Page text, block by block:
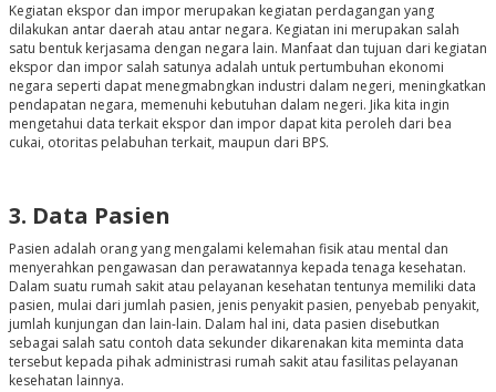
Kegiatan ekspor dan impor merupakan kegiatan perdagangan yang
dilakukan antar daerah atau antar negara. Kegiatan ini merupakan salah
satu bentuk kerjasama dengan negara lain. Manfaat dan tujuan dari kegiatan
ekspor dan impor salah satunya adalah untuk pertumbuhan ekonomi
negara seperti dapat menegmabngkan industri dalam negeri, meningkatkan
pendapatan negara, memenuhi kebutuhan dalam negeri. Jika kita ingin
mengetahui data terkait ekspor dan impor dapat kita peroleh dari bea
cukai, otoritas pelabuhan terkait, maupun dari BPS.
3. Data Pasien
Pasien adalah orang yang mengalami kelemahan fisik atau mental dan
menyerahkan pengawasan dan perawatannya kepada tenaga kesehatan.
Dalam suatu rumah sakit atau pelayanan kesehatan tentunya memiliki data
pasien, mulai dari jumlah pasien, jenis penyakit pasien, penyebab penyakit,
jumlah kunjungan dan lain-lain. Dalam hal ini, data pasien disebutkan
sebagai salah satu contoh data sekunder dikarenakan kita meminta data
tersebut kepada pihak administrasi rumah sakit atau fasilitas pelayanan
kesehatan lainnya.